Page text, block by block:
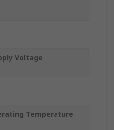
Voltage
Temperature